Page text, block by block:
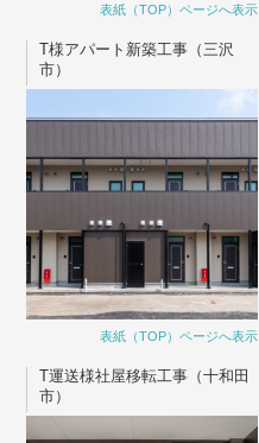
表紙（TOP）ページへ表示
T様アパート新築工事（三沢
市）
表紙（TOP）ページへ表示
T運送様社屋移転工事（十和田
市）